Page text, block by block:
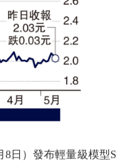
日）發布輕量級模型S